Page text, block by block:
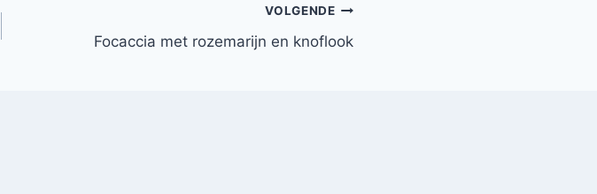
VOLGENDE
Focaccia met rozemarijn en knoflook